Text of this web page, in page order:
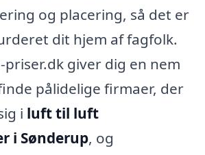
og placering, så det er
dit hjem af fagfolk.
giver dig en nem
pålidelige firmaer, der
i luft til luft
i Sønderup, og